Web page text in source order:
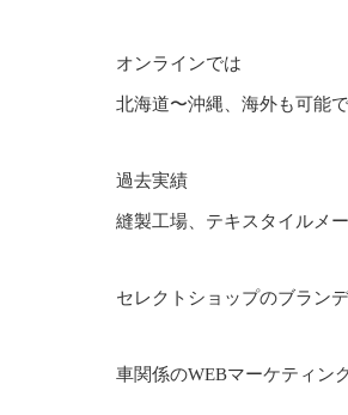
オンラインでは
北海道〜沖縄、海外も可能で
過去実績
縫製工場、テキスタイルメ
セレクトショップのブラン
車関係のWEBマーケティン